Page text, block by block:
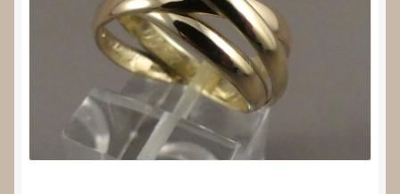
Submenu